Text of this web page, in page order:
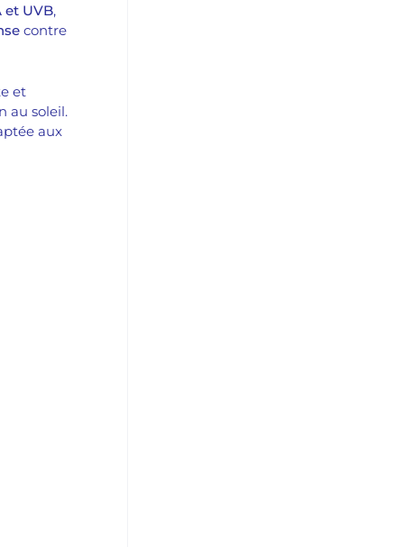
et UVB,
contre
et
au soleil.
aux